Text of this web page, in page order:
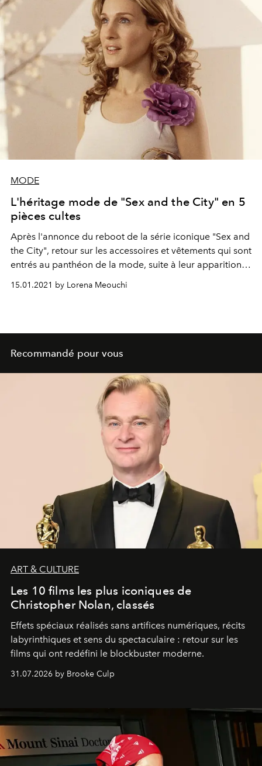
MODE
L'héritage mode de "Sex and the City" en 5
pièces cultes
Après l'annonce du reboot de la série iconique "Sex and
the City", retour sur les accessoires et vêtements qui sont
entrés au panthéon de la mode, suite à leur apparition
15.01.2021 by Lorena Meouchi
Recommandé pour vous
ART & CULTURE
Les 10 films les plus iconiques de
Christopher Nolan, classés
Effets spéciaux réalisés sans artifices numériques, récits
labyrinthiques et sens du spectaculaire : retour sur les
films qui ont redéfini le blockbuster moderne.
31.07.2026 by Brooke Culp